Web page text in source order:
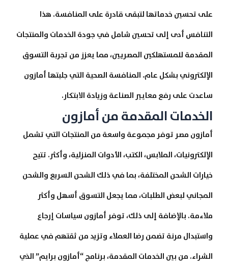
على تحسين خدماتها لتبقى قادرة على المنافسة. هذا
التنافس أدى إلى تحسين شامل في جودة الخدمات والمنتجات
المقدمة للمستهلكين المصريين، مما يعزز من تجربة التسوق
الإلكتروني بشكل عام. المنافسة الصحية التي جلبتها أمازون
ساعدت على رفع معايير الصناعة وزيادة الابتكار.
الخدمات المقدمة من أمازون
أمازون مصر توفر مجموعة واسعة من المنتجات التي تشمل
الإلكترونيات، الملابس، الكتب، الأدوات المنزلية، وأكثر. تتيح
خيارات الشحن المختلفة، بما في ذلك الشحن السريع والشحن
المجاني لبعض الطلبات، مما يجعل التسوق أسهل وأكثر
ملاءمة. بالإضافة إلى ذلك، توفر أمازون سياسات إرجاع
واستبدال مرنة تضمن رضا العملاء وتزيد من ثقتهم في عملية
الشراء. من بين الخدمات المقدمة، برنامج “أمازون برايم” الذي